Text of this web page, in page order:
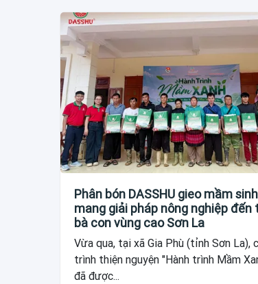
Phân bón DASSHU gieo mầm
mang giải pháp nông nghiệp đến
bà con vùng cao Sơn La
Vừa qua, tại xã Gia Phù (tỉnh Sơn La),
trình thiện nguyện "Hành trình Mầm
đã được...